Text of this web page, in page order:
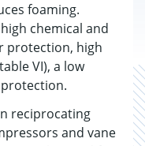
foaming.
chemical and
protection, high
VI), a low
reciprocating
and vane